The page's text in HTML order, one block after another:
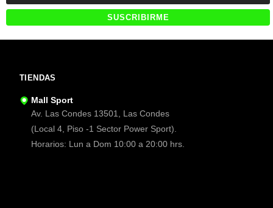
TIENDAS
Mall Sport
Av. Las Condes 13501, Las Condes
(Local 4, Piso -1 Sector Power Sport).
Horarios: Lun a Dom 10:00 a 20:00 hrs.